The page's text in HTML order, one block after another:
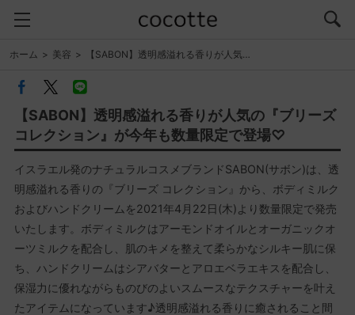
ホーム 美容 【SABON】透明感溢れる香りが人気…
【SABON】透明感溢れる香りが人気の『ブリーズ
コレクション』が今年も数量限定で登場♡
イスラエル発のナチュラルコスメブランドSABON(サボン)は、透
明感溢れる香りの『ブリーズ コレクション』から、ボディミルク
およびハンドクリームを2021年4月22日(木)より数量限定で発売
いたします。ボディミルクはアーモンドオイルとオーガニックオ
ーツミルクを配合し、肌のキメを整えて柔らかなシルキー肌に保
ち、ハンドクリームはシアバターとアロエベラエキスを配合し、
保湿力に優れながらものびのよいスムースなテクスチャーを叶え
たアイテムになっています♪透明感溢れる香りに癒されること間